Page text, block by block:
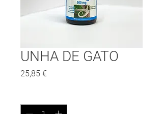
UNHA DE GATO
25,85 €